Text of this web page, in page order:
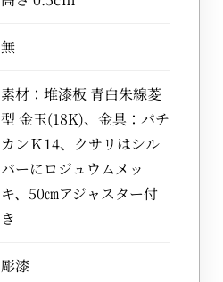
無
素材：堆漆板 青白朱線菱
型 金玉(18K)、金具：バチ
カンＫ14、クサリはシル
バーにロジュウムメッ
キ、50㎝アジャスター付
き
彫漆